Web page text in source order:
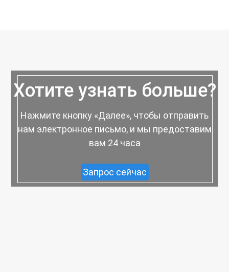
Хотите узнать больше?
Нажмите кнопку «Далее», чтобы отправить
нам электронное письмо, и мы предоставим
вам 24 часа
Запрос сейчас